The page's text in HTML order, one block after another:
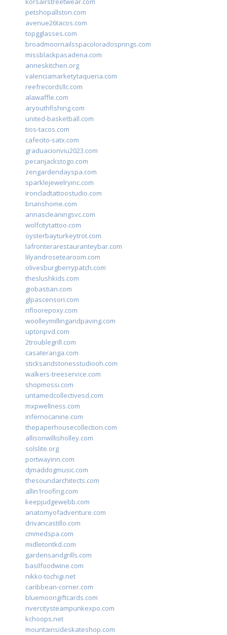
petshopallston.com
avenue26tacos.com
topgglasses.com
broadmoornailsspacoloradosprings.com
missblackpasadena.com
anneskitchen.org
valenciamarketytaqueria.com
reefrecordsllc.com
alawaffle.com
aryouthfishing.com
united-basketball.com
tios-tacos.com
cafecito-satx.com
graduacionviu2023.com
pecanjackstogo.com
zengardendayspa.com
sparklejewelryinc.com
ironcladtattoostudio.com
bruinshome.com
annascleaningsvc.com
wolfcitytattoo.com
oysterbayturkeytrot.com
lafronterarestauranteybar.com
lilyandrosetearoom.com
olivesburgberrypatch.com
theslushkids.com
giobastian.com
glpascensori.com
rifloorepoxy.com
woolleymillingandpaving.com
uptonpvd.com
2troublegrill.com
casateranga.com
sticksandstonesstudiooh.com
walkers-treeservice.com
shopmossi.com
untamedcollectivesd.com
mxpwellness.com
infernocanine.com
thepaperhousecollection.com
allisonwillisholley.com
solslite.org
portwayinn.com
djmaddogmusic.com
thesoundarchitects.com
allin1roofing.com
keepjudgewebb.com
anatomyofadventure.com
drivancastillo.com
cmmedspa.com
midletontkd.com
gardensandgrills.com
basilfoodwine.com
nikko-tochigi.net
caribbean-corner.com
bluemoongiftcards.com
rivercitysteampunkexpo.com
kchoops.net
mountainsideskateshop.com